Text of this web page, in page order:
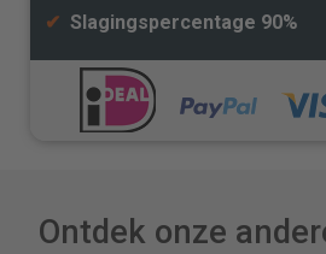
✔ Slagingspercentage 90%
Ontdek onze